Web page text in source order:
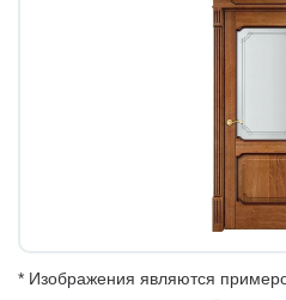
* Изображения являются